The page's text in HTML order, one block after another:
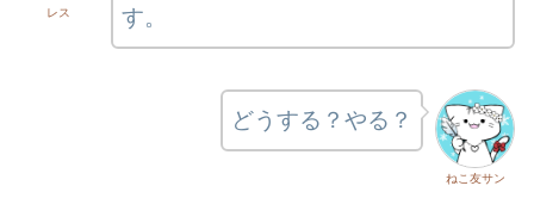
レス
す。
ねこ友サン
どうする？やる？